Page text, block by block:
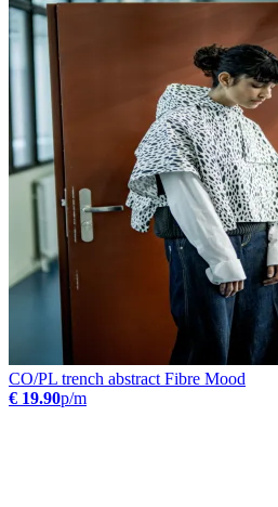
CO/PL trench abstract Fibre Mood
€ 19.90p/m